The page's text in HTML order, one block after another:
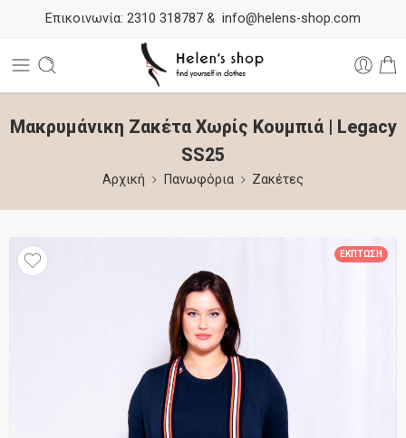
Επικοινωνία: 2310 318787 & info@helens-shop.com
Μακρυμάνικη Ζακέτα Χωρίς Κουμπιά | Legacy
SS25
Αρχική Πανωφόρια Ζακέτες
ΈΚΠΤΩΣΗ